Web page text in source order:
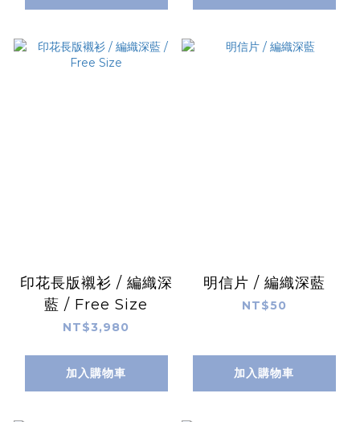
印花長版襯衫 / 編織深
藍 / Free Size
NT$3,980
加入購物車
明信片 / 編織深藍
NT$50
加入購物車